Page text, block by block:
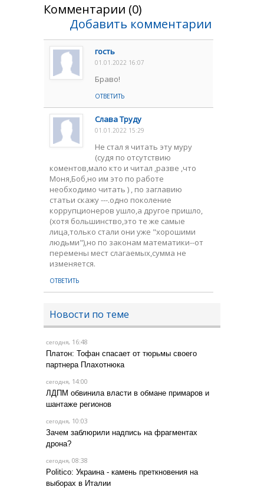
Комментарии (0)
Добавить комментарии
гость
01.01.2022 16:07
Браво!
ОТВЕТИТЬ
Слава Труду
01.01.2022 15:29
Не стал я читать эту муру
(судя по отсутствию
коментов,мало кто и читал ,разве ,что
Моня,Боб,но им это по работе
необходимо читать ) , по заглавию
статьи скажу ---.одно поколение
коррупционеров ушло,а другое пришло,
(хотя большинство,это те же самые
лица,только стали они уже "хорошими
людьми"),но по законам математики--от
перемены мест слагаемых,сумма не
изменяется.
ОТВЕТИТЬ
Новости по теме
сегодня, 16:48
Платон: Тофан спасает от тюрьмы своего
партнера Плахотнюка
сегодня, 14:00
ЛДПМ обвинила власти в обмане примаров и
шантаже регионов
сегодня, 10:03
Зачем заблюрили надпись на фрагментах
дрона?
сегодня, 08:38
Politico: Украина - камень преткновения на
выборах в Италии